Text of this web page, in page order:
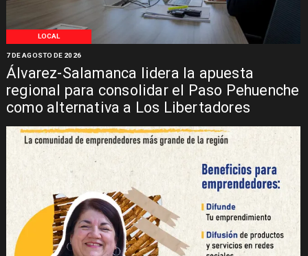
LOCAL
Álvarez-Salamanca lidera la apuesta
regional para consolidar el Paso Pehuenche
como alternativa a Los Libertadores
7 DE AGOSTO DE 2026